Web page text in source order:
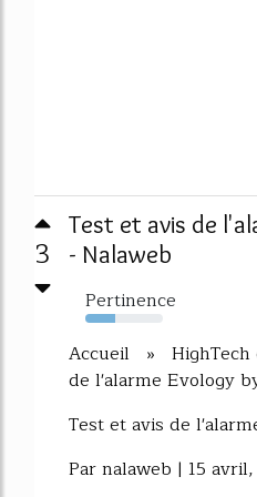
3
Test et avis de
- Nalaweb
Pertinence
38%
Accueil »
de l'alarme Evology
Test et avis de
Par nalaweb | 15 avril,